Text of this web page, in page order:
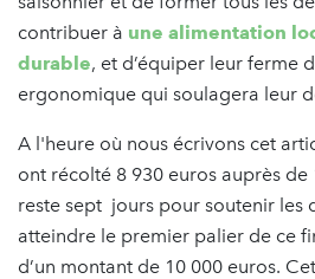
contribuer à une alimentation
durable, et d’équiper leur ferme
ergonomique qui soulagera leur
A l'heure où nous écrivons cet
ont récolté 8 930 euros auprès
reste sept jours pour soutenir les
atteindre le premier palier de ce
d’un montant de 10 000 euros.